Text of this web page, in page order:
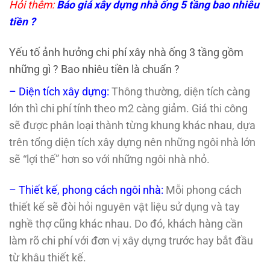
Hỏi thêm:Báo giá xây dựng nhà ống 5 tầngbao nhiêu
tiền ?
Yếu tố ảnh hưởng chi phí xây nhà ống 3 tầng gồm
những gì ? Bao nhiêu tiền là chuẩn ?
– Diện tích xây dựng: Thông thường, diện tích càng
lớn thì chi phí tính theo m2 càng giảm. Giá thi công
sẽ được phân loại thành từng khung khác nhau, dựa
trên tổng diện tích xây dựng nên những ngôi nhà lớn
sẽ “lợi thế” hơn so với những ngôi nhà nhỏ.
– Thiết kế, phong cách ngôi nhà: Mỗi phong cách
thiết kế sẽ đòi hỏi nguyên vật liệu sử dụng và tay
nghề thợ cũng khác nhau. Do đó, khách hàng cần
làm rõ chi phí với đơn vị xây dựng trước hay bắt đầu
từ khâu thiết kế.